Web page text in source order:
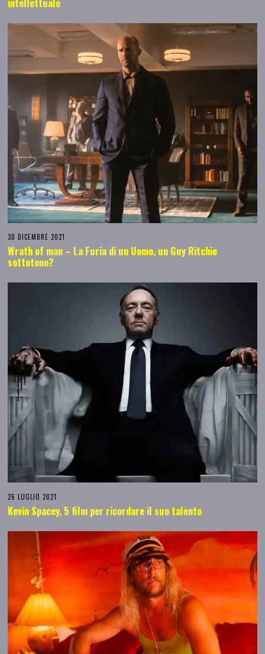
30 DICEMBRE 2021
Wrath of man – La Furia di un Uomo, un Guy Ritchie
sottotono?
26 LUGLIO 2021
Kevin Spacey, 5 film per ricordare il suo talento